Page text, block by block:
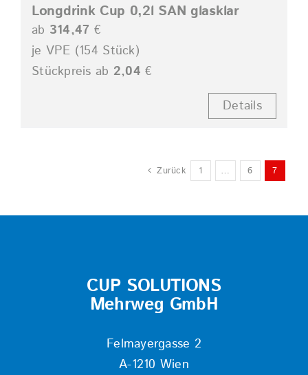
Longdrink Cup 0,2l SAN glasklar
ab 314,47 €
je VPE (154 Stück)
Stückpreis ab 2,04 €
Details
Zurück 1 … 6 7
CUP SOLUTIONS
Mehrweg GmbH
Felmayergasse 2
A-1210 Wien